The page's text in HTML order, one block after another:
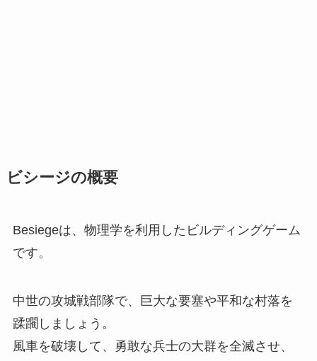
ビシージの概要
Besiegeは、物理学を利用したビルディングゲーム
です。
中世の攻城戦部隊で、巨大な要塞や平和な村落を
蹂躙しましょう。
風車を破壊して、勇敢な兵士の大群を全滅させ、